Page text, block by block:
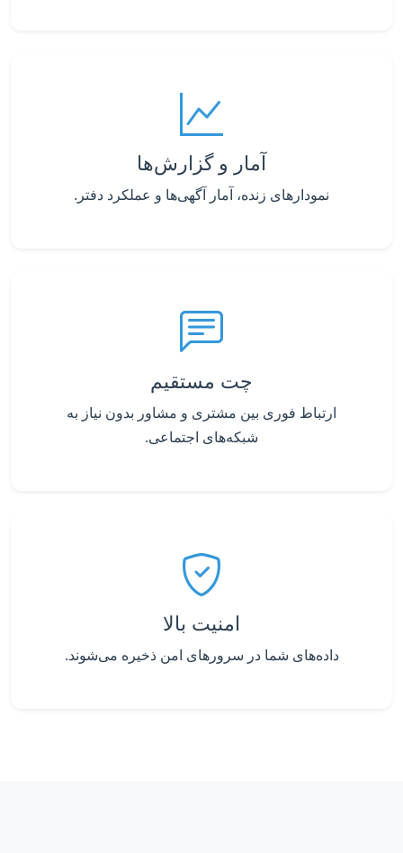
آمار و گزارش‌ها
نمودارهای زنده، آمار آگهی‌ها و عملکرد دفتر.
چت مستقیم
ارتباط فوری بین مشتری و مشاور بدون نیاز به
شبکه‌های اجتماعی.
امنیت بالا
داده‌های شما در سرورهای امن ذخیره می‌شوند.